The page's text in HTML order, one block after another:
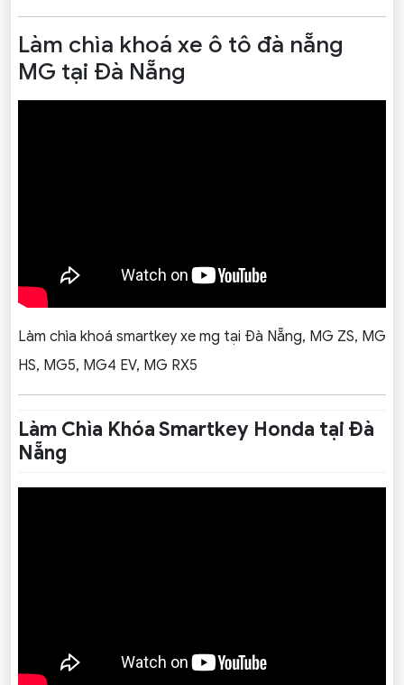
Làm chìa khoá xe ô tô đà nẵng
MG tại Đà Nẵng
Làm chìa khoá smartkey xe mg tại Đà Nẵng, MG ZS, MG
HS, MG5, MG4 EV, MG RX5
Làm Chìa Khóa Smartkey Honda tại Đà
Nẵng